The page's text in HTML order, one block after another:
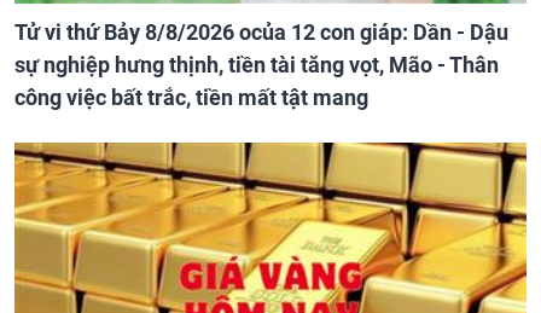
Tử vi thứ Bảy 8/8/2026 ocủa 12 con giáp: Dần - Dậu
sự nghiệp hưng thịnh, tiền tài tăng vọt, Mão - Thân
công việc bất trắc, tiền mất tật mang